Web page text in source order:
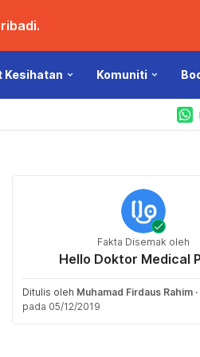
Kesihatan Komuniti
Fakta Disemak oleh
Hello Doktor Medical
Ditulis oleh Muhamad Firdaus Rahim ·
pada 05/12/2019